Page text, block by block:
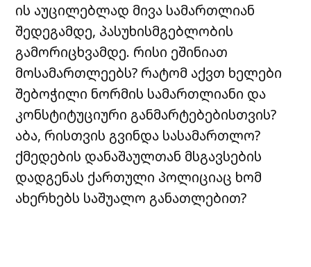
ის აუცილებლად მივა სამართლიან
შედეგამდე, პასუხისმგებლობის
გამორიცხვამდე. რისი ეშინიათ
მოსამართლეებს? რატომ აქვთ ხელები
შებოჭილი ნორმის სამართლიანი და
კონსტიტუციური განმარტებებისთვის?
აბა, რისთვის გვინდა სასამართლო?
ქმედების დანაშაულთან მსგავსების
დადგენას ქართული პოლიციაც ხომ
ახერხებს საშუალო განათლებით?